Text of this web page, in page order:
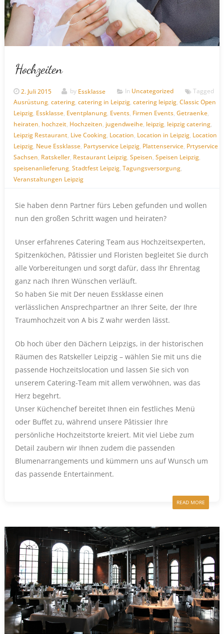
Hochzeiten
2. Juli 2015 by Essklasse In Uncategorized
Tagged
Ausrüstung, catering, catering in Leipzig, catering leipzig, Classic Open
Leipzig, Essklasse, Eventplanung, Events, Firmen Events, Getraenke,
heiraten, hochzeit, Hochzeiten, jugendweihe, leipzig, leipzig catering,
Leipzig Restaurant, Live Cooking, Location, Location in Leipzig, Location
Leipzig, Neue Essklasse, Partyservice Leipzig, Plattenservice, Prtyservice
Sachsen, Ratskeller, Restaurant Leipzig, Speisen, Speisen Leipzig,
speisenanlieferung, Stadtfest Leipzig, Tagungsversorgung,
Veranstaltungen Leipzig
Sie haben denn Partner fürs Leben gefunden und wollen
nun den großen Schritt wagen und heiraten?
Unser erfahrenes Catering Team aus Hochzeitsexperten,
Spitzenköchen, Pâtissier und Floristen begleitet Sie durch
alle Vorbereitungen und sorgt dafür, dass Ihr Ehrentag
ganz nach Ihren Wünschen verläuft.
So haben Sie mit Der neuen Essklasse einen
verlässlichen Ansprechpartner an Ihrer Seite, der Ihre
Traumhochzeit von A bis Z wahr werden lässt.
Ob hoch über den Dächern Leipzigs, in der historischen
Räumen des Ratskeller Leipzig – wählen Sie mit uns die
passende Hochzeitslocation und lassen Sie sich von
unserem Catering-Team mit allem verwöhnen, was das
Herz begehrt.
Unser Küchenchef bereitet Ihnen ein festliches Menü
oder Buffet zu, während unsere Pâtissier Ihre
persönliche Hochzeitstorte kreiert. Mit viel Liebe zum
Detail zaubern wir Ihnen zudem die passenden
Blumenarrangements und kümmern uns auf Wunsch um
das passende Entertainment.
READ MORE